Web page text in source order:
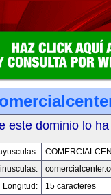
este dominio lo
Longitud:
15 caracteres